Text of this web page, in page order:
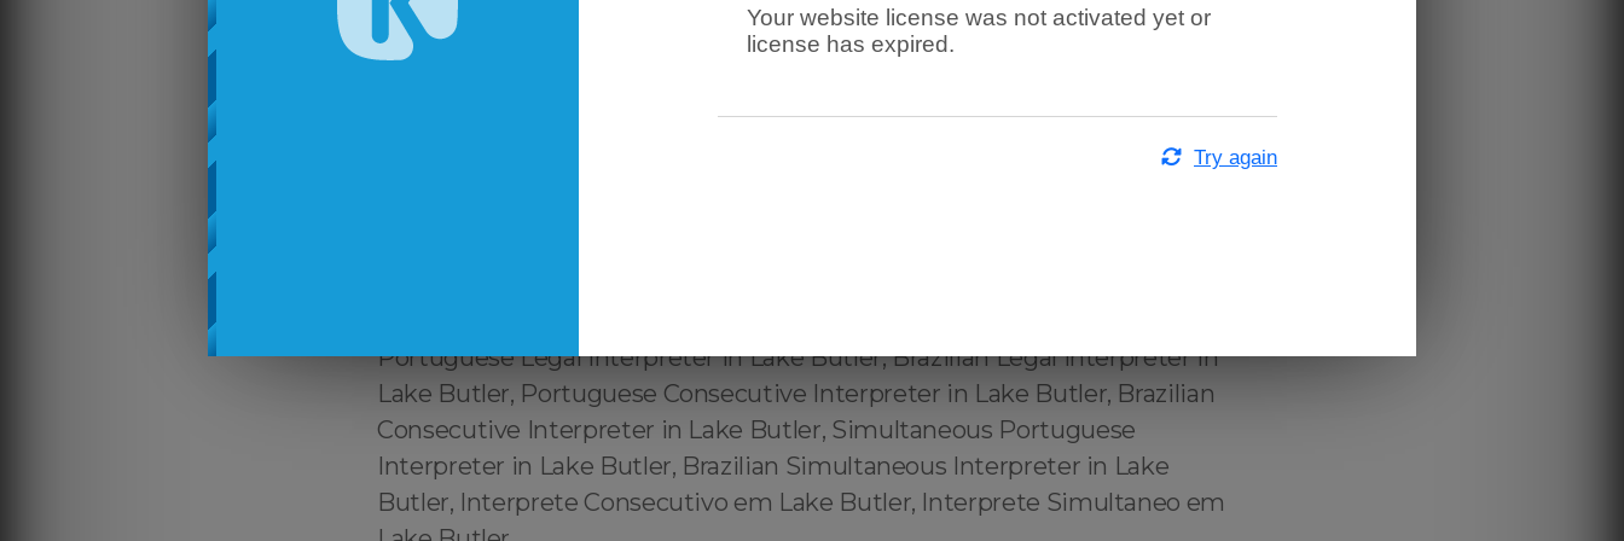
Certified Portuguese to English Translator in Lake Butler, Tradutor
certificado English ↔️ Português Lake Butler, Tradutor habilitado
Português Lake Butler, Tradutor credenciado Português ↔️ English Lake
Portuguese Legal Interpreter in Lake Butler, Brazilian Legal Interpreter in
Lake Butler, Portuguese Consecutive Interpreter in Lake Butler, Brazilian
Consecutive Interpreter in Lake Butler, Simultaneous Portuguese
Interpreter in Lake Butler, Brazilian Simultaneous Interpreter in Lake
Butler, Interprete Consecutivo em Lake Butler, Interprete Simultaneo em
Your website license was not activated yet or
license has expired.
Try again